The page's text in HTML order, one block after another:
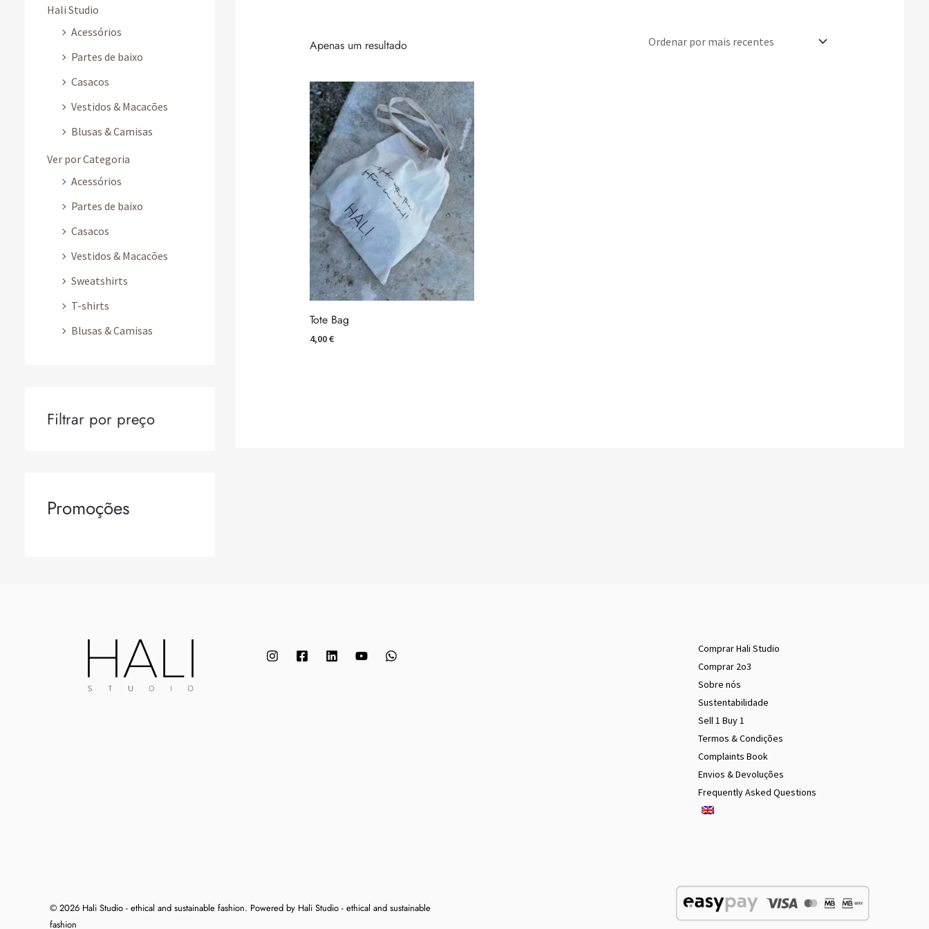
Hali Studio
Acessórios
Partes de baixo
Casacos
Vestidos & Macacões
Blusas & Camisas
Ver por Categoria
Acessórios
Partes de baixo
Casacos
Vestidos & Macacões
Sweatshirts
T-shirts
Blusas & Camisas
Filtrar por preço
Promoções
Apenas um resultado
Tote Bag
4,00€
Comprar Hali Studio
Comprar 2o3
Sobre nós
Sustentabilidade
Sell 1 Buy 1
Termos & Condições
Complaints Book
Envios & Devoluções
Frequently Asked Questions
© 2026 Hali Studio - ethical and sustainable fashion. Powered by Hali Studio - ethical and sustainable
fashion